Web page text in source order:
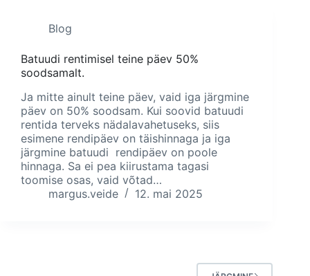
Blog
Batuudi rentimisel teine päev 50%
soodsamalt.
Ja mitte ainult teine päev, vaid iga järgmine
päev on 50% soodsam. Kui soovid batuudi
rentida terveks nädalavahetuseks, siis
esimene rendipäev on täishinnaga ja iga
järgmine batuudi rendipäev on poole
hinnaga. Sa ei pea kiirustama tagasi
toomise osas, vaid võtad…
margus.veide
12. mai 2025